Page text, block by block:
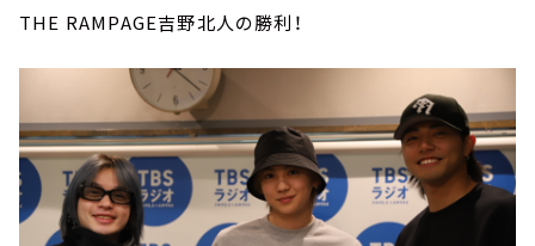
THE RAMPAGE吉野北人の勝利！